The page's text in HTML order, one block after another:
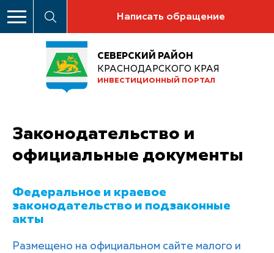
Написать обращение
СЕВЕРСКИЙ РАЙОН
КРАСНОДАРСКОГО КРАЯ
ИНВЕСТИЦИОННЫЙ ПОРТАЛ
Законодательство и
официальные документы
Федеральное и краевое
законодательство и подзаконные
акты
Размещено на официальном сайте малого и